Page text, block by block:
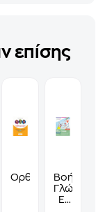
επίσης
Ορθογραφώ!Βοήθημα
Γλώσσα
Ε'